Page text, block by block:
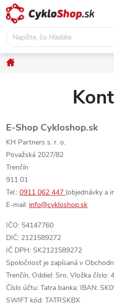
Prejsť
na
obsah
E-Shop Cykloshop.sk
KH Partners s. r. o.
Považská 2027/82
Trenčín
911 01
Tel.: 0911 062 447 (objednávky a
E-mail: info@cykloshop.sk
IČO: 54147760
DIČ: 2121589272
IČ DPH: SK2121589272
Spoločnosť je zapísaná v
Trenčín, Oddiel: Sro, Vložka číslo:
Číslo účtu: Tatra banka: IBAN:
SWIFT kód: TATRSKBX